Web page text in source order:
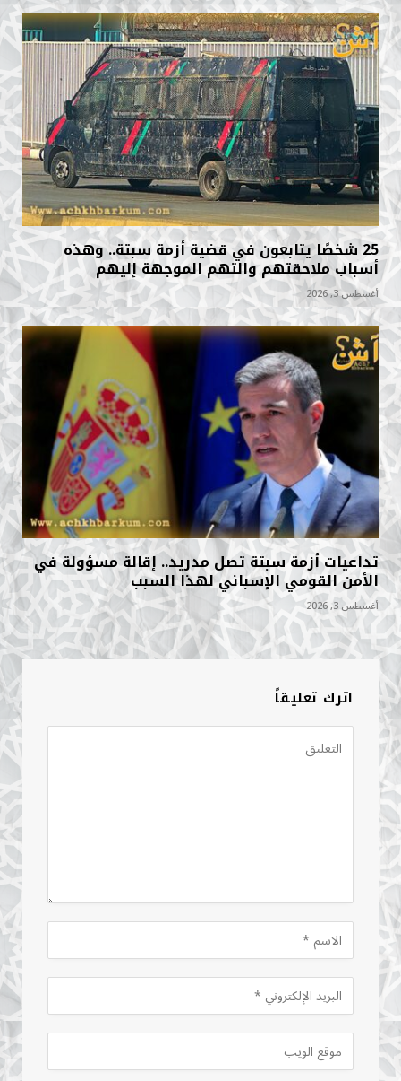
25 شخصًا يتابعون في قضية أزمة سبتة.. وهذه
أسباب ملاحقتهم والتهم الموجهة إليهم
أغسطس 3, 2026
تداعيات أزمة سبتة تصل مدريد.. إقالة مسؤولة في
الأمن القومي الإسباني لهذا السبب
أغسطس 3, 2026
اترك تعليقاً